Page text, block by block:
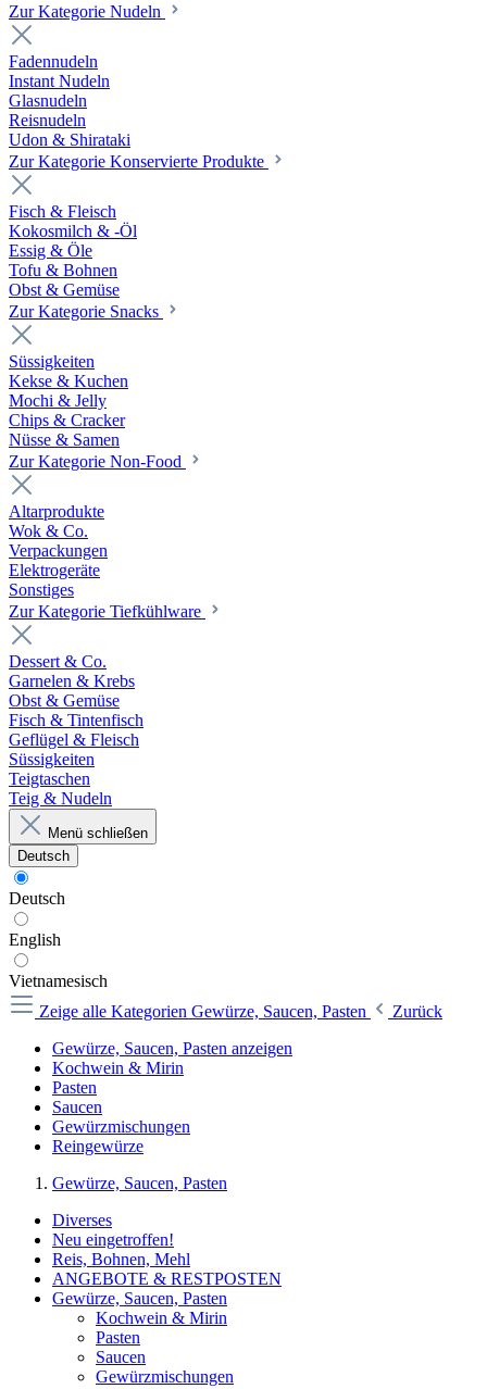
Zur Kategorie Nudeln
Fadennudeln
Instant Nudeln
Glasnudeln
Reisnudeln
Udon & Shirataki
Zur Kategorie Konservierte Produkte
Fisch & Fleisch
Kokosmilch & -Öl
Essig & Öle
Tofu & Bohnen
Obst & Gemüse
Zur Kategorie Snacks
Süssigkeiten
Kekse & Kuchen
Mochi & Jelly
Chips & Cracker
Nüsse & Samen
Zur Kategorie Non-Food
Altarprodukte
Wok & Co.
Verpackungen
Elektrogeräte
Sonstiges
Zur Kategorie Tiefkühlware
Dessert & Co.
Garnelen & Krebs
Obst & Gemüse
Fisch & Tintenfisch
Geflügel & Fleisch
Süssigkeiten
Teigtaschen
Teig & Nudeln
Menü schließen
Deutsch
Deutsch
English
Vietnamesisch
Zeige alle Kategorien Gewürze, Saucen, Pasten
Zurück
Gewürze, Saucen, Pasten anzeigen
Kochwein & Mirin
Pasten
Saucen
Gewürzmischungen
Reingewürze
Gewürze, Saucen, Pasten
Diverses
Neu eingetroffen!
Reis, Bohnen, Mehl
ANGEBOTE & RESTPOSTEN
Gewürze, Saucen, Pasten
Kochwein & Mirin
Pasten
Saucen
Gewürzmischungen